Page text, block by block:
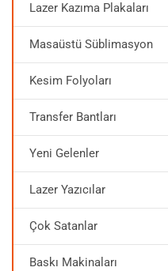
Lazer Kazıma Plakaları
Masaüstü Süblimasyon
Kesim Folyoları
Transfer Bantları
Yeni Gelenler
Lazer Yazıcılar
Çok Satanlar
Baskı Makinaları